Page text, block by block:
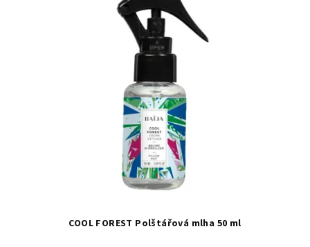
COOL FOREST Polštářová mlha 50 ml